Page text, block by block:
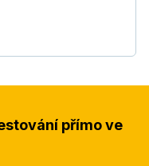
přímo ve